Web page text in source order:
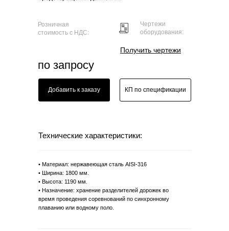
Добавить к заказу
Розничная
стоимость с НДС:
Технические характеристики:
• Материал: нержавеющая сталь AISI-316
• Ширина: 1800 мм.
• Высота: 1190 мм.
• Назначение: хранение разделителей дорожек во
время проведения соревнований по синхронному
плаванию или водному поло.
Получить чертежи
Чертежи
оборудования:
КП по спецификации
по запросу